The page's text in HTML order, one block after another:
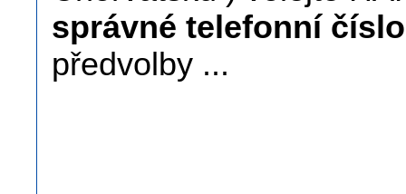
správné telefonní
předvolby ...